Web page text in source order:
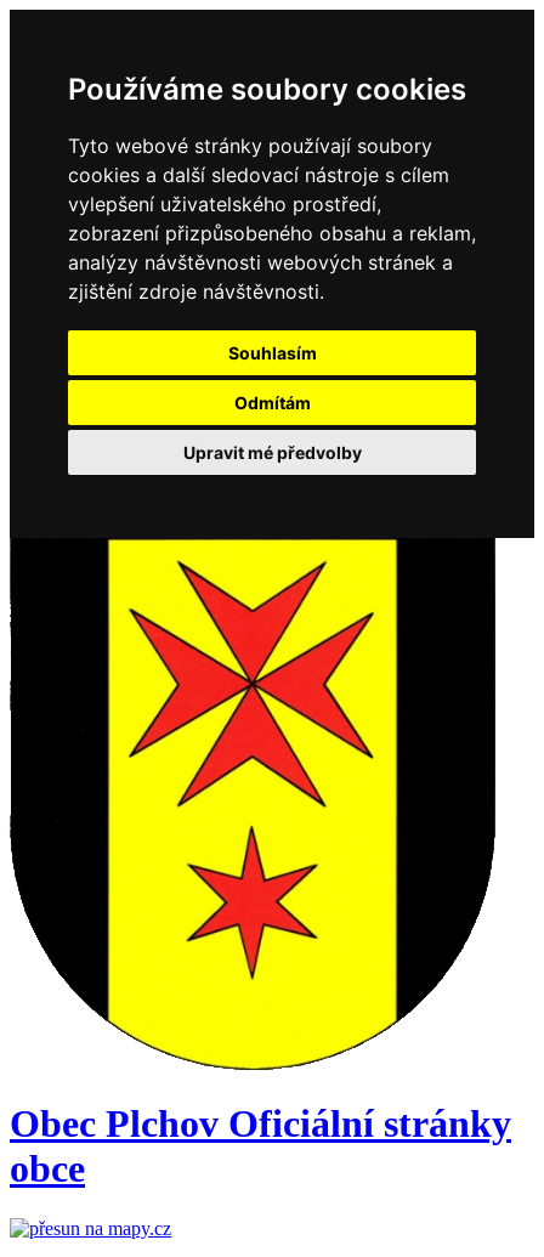
Používáme soubory cookies
Tyto webové stránky používají soubory
cookies a další sledovací nástroje s cílem
vylepšení uživatelského prostředí,
zobrazení přizpůsobeného obsahu a reklam,
analýzy návštěvnosti webových stránek a
zjištění zdroje návštěvnosti.
Souhlasím
Odmítám
Upravit mé předvolby
Obec Plchov Oficiální stránky
obce